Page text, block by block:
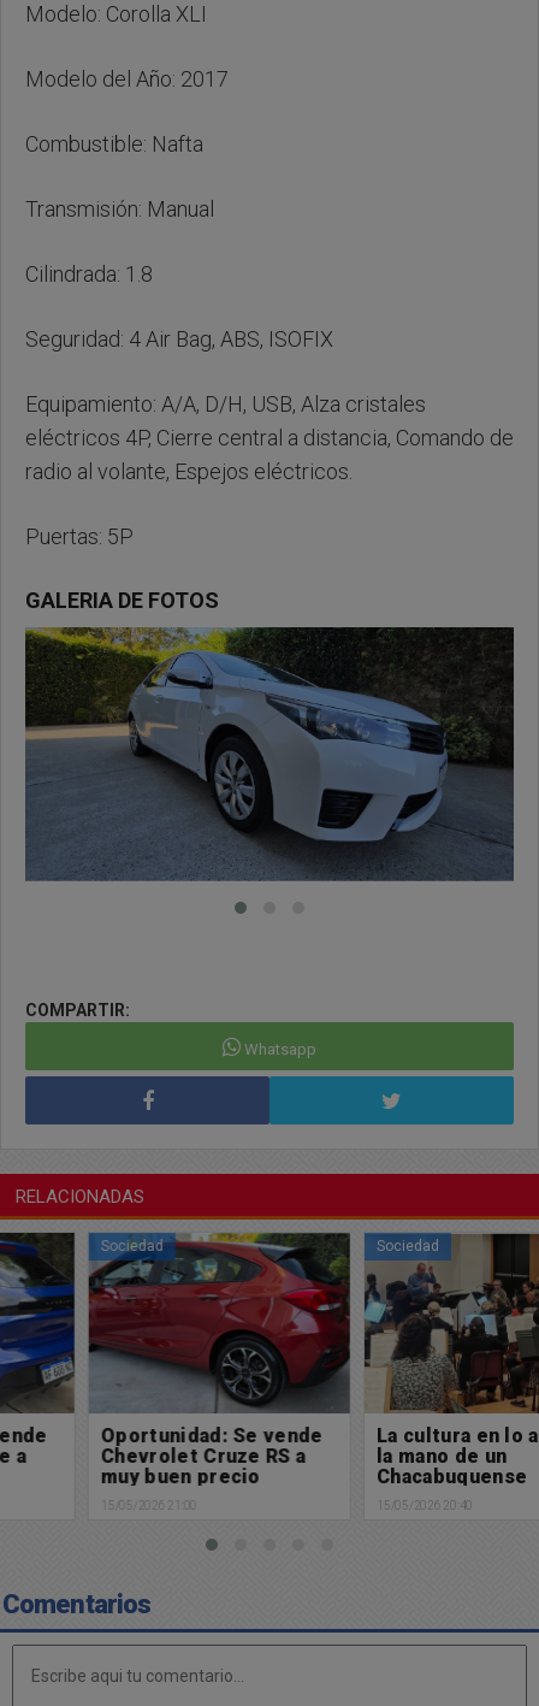
Modelo: Corolla XLI
Modelo del Año: 2017
Combustible: Nafta
Transmisión: Manual
Cilindrada: 1.8
Seguridad: 4 Air Bag, ABS, ISOFIX
Equipamiento: A/A, D/H, USB, Alza cristales
eléctricos 4P, Cierre central a distancia, Comando de
radio al volante, Espejos eléctricos.
Puertas: 5P
GALERIA DE FOTOS
COMPARTIR:
Whatsapp
RELACIONADAS
Sociedad
Oportunidad: Se vende
Chevrolet Cruze RS a
muy buen precio
Sociedad
La cultura en lo alto de
la mano de un
Chacabuquense
Comentarios